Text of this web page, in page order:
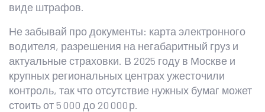
виде штрафов.
Не забывай про документы: карта электронного
водителя, разрешения на негабаритный груз и
актуальные страховки. В 2025 году в Москве и
крупных региональных центрах ужесточили
контроль, так что отсутствие нужных бумаг может
стоить от 5 000 до 20 000 р.